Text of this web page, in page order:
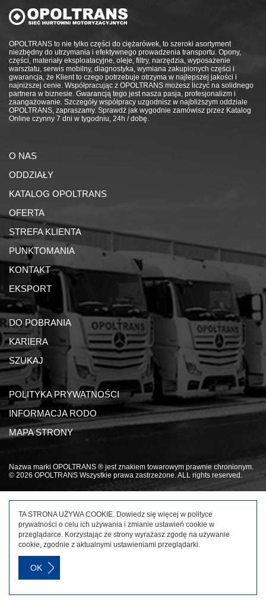
OPOLTRANS to nie tylko części do ciężarówek, to szeroki asortyment
niezbędny do utrzymania i efektywnego prowadzenia transportu. Opony,
części, materiały eksploatacyjne, oleje, filtry, narzędzia, wyposażenie
warsztatu, serwis mobilny, diagnostyka, wymiana zakupionych części i
gwarancja, że Klient to czego potrzebuje otrzyma w najlepszej jakości i
najniższej cenie. Współpracując z OPOLTRANS możesz liczyć na solidnego
partnera w biznesie. Gwarancją tego jest nasza pasja, profesjonalizm i
zaangażowanie. Szczegóły współpracy uzgodnisz w najbliższym oddziale
OPOLTRANS, zapraszamy. Sprawdź jak wygodnie zamówisz przez Katalog
Online czynny 7 dni w tygodniu, 24h / dobę.
O NAS
ODDZIAŁY
KATALOG OPOLTRANS
OFERTA
STREFA KLIENTA
PUNKTOMANIA
KONTAKT
EKSPORT
DO POBRANIA
KARIERA
SZUKAJ
POLITYKA PRYWATNOŚCI
INFORMACJA RODO
MAPA STRONY
Nazwa marki OPOLTRANS ® jest znakiem towarowym prawnie chronionym.
© 2026 OPOLTRANS Wszystkie prawa zastrzeżone. ALL rights reserved.
TA STRONA UŻYWA COOKIE. Dowiedz się więcej w polityce
prywatności o celu ich używania i zmianie ustawień cookie w
przeglądarce. Korzystając ze strony wyrażasz zgodę na używanie
cookie, zgodnie z aktualnymi ustawieniami przeglądarki.
OK